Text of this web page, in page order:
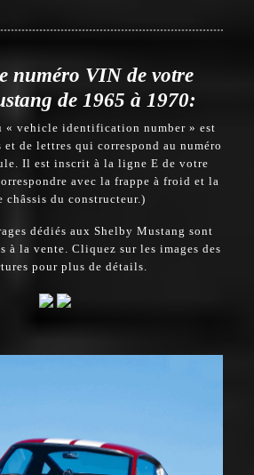
numéro VIN de votre
de 1965 à 1970:
« vehicle identification number » est
de lettres qui correspond au numéro
Il est inscrit à la ligne E de votre
avec la frappe à froid et la
châssis du constructeur.)
dédiés aux Shelby Mustang sont
à la vente. Cliquez sur les images des
pour plus de détails.